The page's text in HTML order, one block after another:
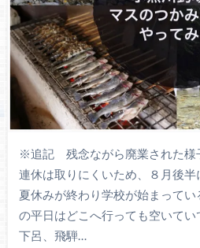
※追記 残念ながら廃業された様
連休は取りにくいため、８月後
夏休みが終わり学校が始まって
の平日はどこへ行っても空いて
下呂、飛騨…